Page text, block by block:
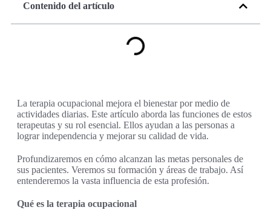
Contenido del artículo
La terapia ocupacional mejora el bienestar por medio de
actividades diarias. Este artículo aborda las funciones de estos
terapeutas y su rol esencial. Ellos ayudan a las personas a
lograr independencia y mejorar su calidad de vida.
Profundizaremos en cómo alcanzan las metas personales de
sus pacientes. Veremos su formación y áreas de trabajo. Así
entenderemos la vasta influencia de esta profesión.
Qué es la terapia ocupacional